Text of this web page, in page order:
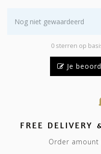
Nog niet gewaardeerd
0 sterren op
Je
FREE DELIVERY
Order